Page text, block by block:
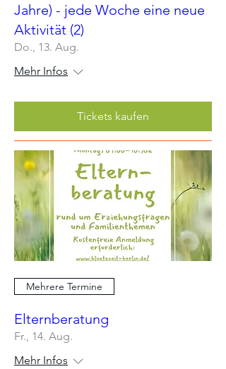
Jahre) - jede Woche eine neue
Aktivität (2)
Do., 13. Aug.
Mehr Infos
Tickets kaufen
Mehrere Termine
Elternberatung
Fr., 14. Aug.
Mehr Infos